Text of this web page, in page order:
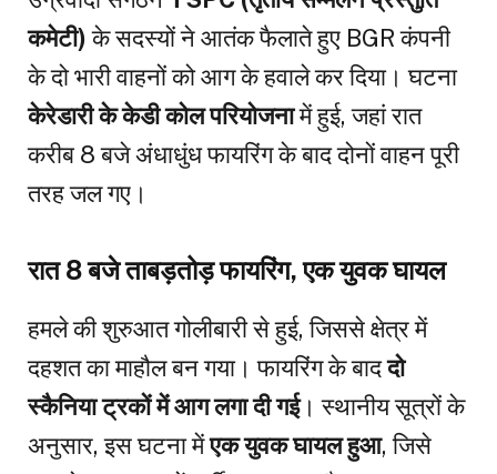
कमेटी)के सदस्यों ने आतंक फैलाते हुए BGR कंपनी
के दो भारी वाहनों को आग के हवाले कर दिया। घटना
केरेडारी के केडी कोल परियोजनामें हुई, जहां रात
करीब 8 बजे अंधाधुंध फायरिंग के बाद दोनों वाहन पूरी
तरह जल गए।
रात 8 बजे ताबड़तोड़ फायरिंग, एक युवक घायल
हमले की शुरुआत गोलीबारी से हुई, जिससे क्षेत्र में
दहशत का माहौल बन गया। फायरिंग के बाददो
स्कैनिया ट्रकों में आग लगा दी गई। स्थानीय सूत्रों के
अनुसार, इस घटना मेंएक युवक घायल हुआ, जिसे